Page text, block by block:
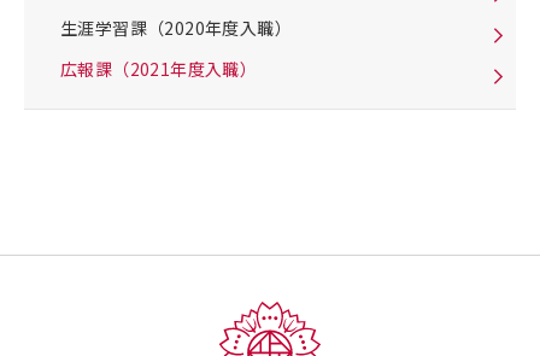
生涯学習課（2020年度入職）
広報課（2021年度入職）